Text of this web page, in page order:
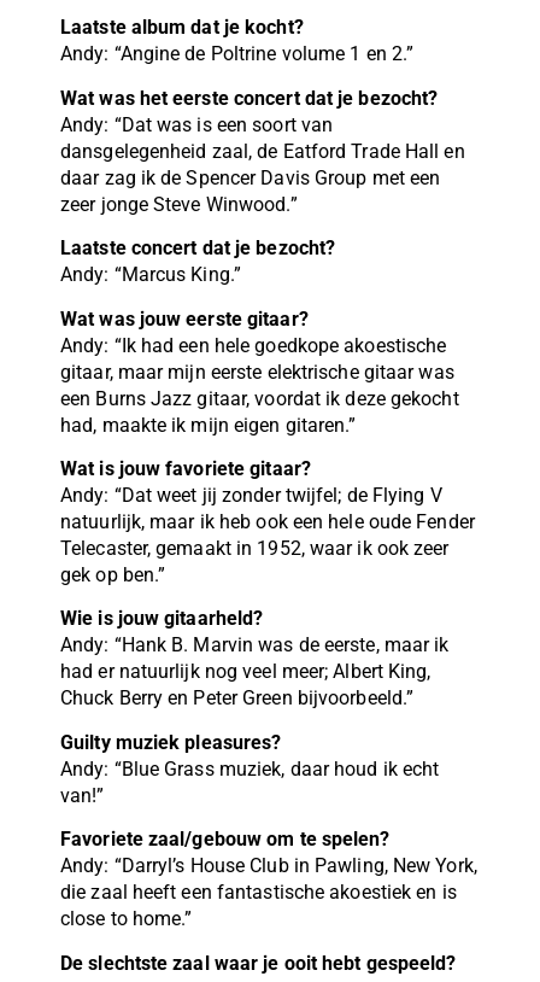
Laatste album dat je kocht?
Andy: “Angine de Poltrine volume 1 en 2.”
Wat was het eerste concert dat je bezocht?
Andy: “Dat was is een soort van
dansgelegenheid zaal, de Eatford Trade Hall en
daar zag ik de Spencer Davis Group met een
zeer jonge Steve Winwood.”
Laatste concert dat je bezocht?
Andy: “Marcus King.”
Wat was jouw eerste gitaar?
Andy: “Ik had een hele goedkope akoestische
gitaar, maar mijn eerste elektrische gitaar was
een Burns Jazz gitaar, voordat ik deze gekocht
had, maakte ik mijn eigen gitaren.”
Wat is jouw favoriete gitaar?
Andy: “Dat weet jij zonder twijfel; de Flying V
natuurlijk, maar ik heb ook een hele oude Fender
Telecaster, gemaakt in 1952, waar ik ook zeer
gek op ben.”
Wie is jouw gitaarheld?
Andy: “Hank B. Marvin was de eerste, maar ik
had er natuurlijk nog veel meer; Albert King,
Chuck Berry en Peter Green bijvoorbeeld.”
Guilty muziek pleasures?
Andy: “Blue Grass muziek, daar houd ik echt
van!”
Favoriete zaal/gebouw om te spelen?
Andy: “Darryl’s House Club in Pawling, New York,
die zaal heeft een fantastische akoestiek en is
close to home.”
De slechtste zaal waar je ooit hebt gespeeld?